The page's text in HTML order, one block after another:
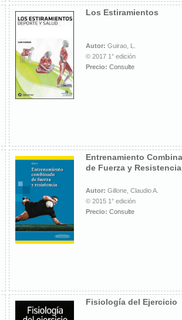
Los Estiramientos
Autor: Guirao, L.
© 2017 1° edición
Precio: Consulte
Entrenamiento
de Fuerza y Resistencia
Autor: Gillone, Claudio A.
© 2015 1° edición
Precio: Consulte
Fisiología del Ejercicio